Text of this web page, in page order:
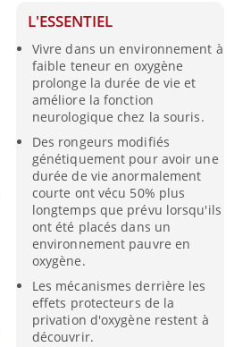
L'ESSENTIEL
Vivre dans un environnement à
faible teneur en oxygène
prolonge la durée de vie et
améliore la fonction
neurologique chez la souris.
Des rongeurs modifiés
génétiquement pour avoir une
durée de vie anormalement
courte ont vécu 50% plus
longtemps que prévu lorsqu'ils
ont été placés dans un
environnement pauvre en
oxygène.
Les mécanismes derrière les
effets protecteurs de la
privation d'oxygène restent à
découvrir.